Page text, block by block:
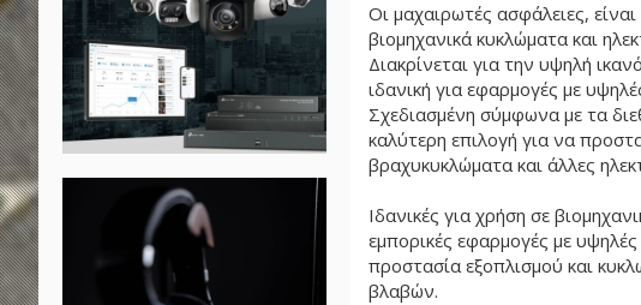
Οι μαχαιρωτές ασφάλειες,
βιομηχανικά κυκλώματα και
Διακρίνεται για την υψηλή
ιδανική για εφαρμογές με
Σχεδιασμένη σύμφωνα με τα
καλύτερη επιλογή για να
βραχυκυκλώματα και άλλες
Ιδανικές για χρήση σε
εμπορικές εφαρμογές με
προστασία εξοπλισμού και
βλαβών.